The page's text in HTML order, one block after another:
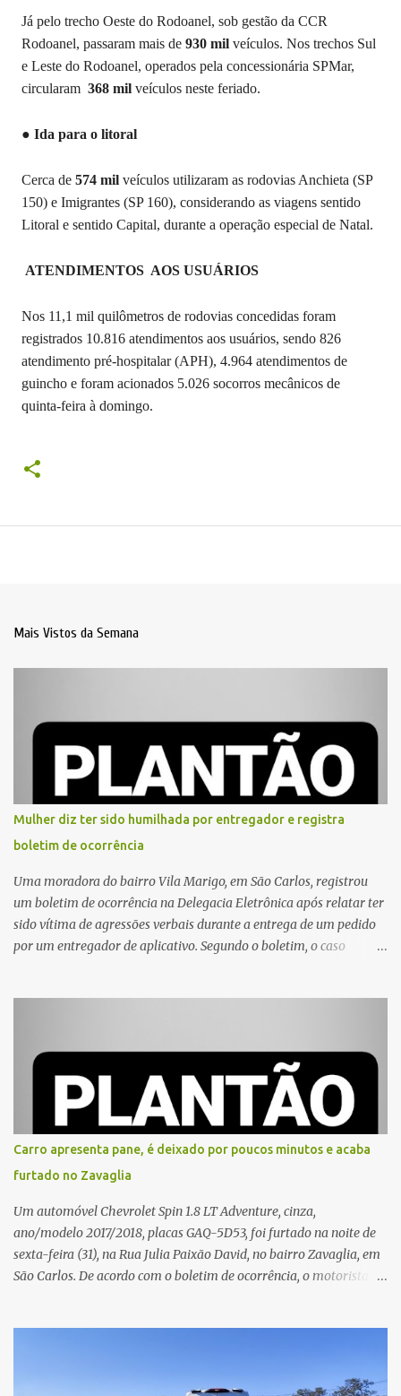
Já pelo trecho Oeste do Rodoanel, sob gestão da CCR
Rodoanel, passaram mais de 930 mil veículos. Nos trechos Sul
e Leste do Rodoanel, operados pela concessionária SPMar,
circularam 368 mil veículos neste feriado.
● Ida para o litoral
Cerca de 574 mil veículos utilizaram as rodovias Anchieta (SP
150) e Imigrantes (SP 160), considerando as viagens sentido
Litoral e sentido Capital, durante a operação especial de Natal.
ATENDIMENTOS AOS USUÁRIOS
Nos 11,1 mil quilômetros de rodovias concedidas foram
registrados 10.816 atendimentos aos usuários, sendo 826
atendimento pré-hospitalar (APH), 4.964 atendimentos de
guincho e foram acionados 5.026 socorros mecânicos de
quinta-feira à domingo.
Mais Vistos da Semana
Mulher diz ter sido humilhada por entregador e registra
boletim de ocorrência
Uma moradora do bairro Vila Marigo, em São Carlos, registrou
um boletim de ocorrência na Delegacia Eletrônica após relatar ter
sido vítima de agressões verbais durante a entrega de um pedido
por um entregador de aplicativo. Segundo o boletim, o caso
proximidades. Ainda conforme o registro policial, a vítima relatou
que, ao receber a entrega, voltou a ser ofendida com palavras de
baixo calão e insultos. Ela informou à Polícia Civil que mora
sozinha e que se sentiu ameaçada, coagida e humilhada com a
situação. Fonte: São Carlos Agora
Carro apresenta pane, é deixado por poucos minutos e acaba
furtado no Zavaglia
Um automóvel Chevrolet Spin 1.8 LT Adventure, cinza,
ano/modelo 2017/2018, placas GAQ-5D53, foi furtado na noite de
sexta-feira (31), na Rua Julia Paixão David, no bairro Zavaglia, em
São Carlos. De acordo com o boletim de ocorrência, o motorista
permaneceu com a chave de ignição e se ausentou do local por